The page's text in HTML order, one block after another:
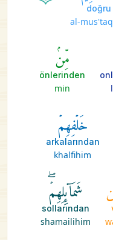
doğru
al-
مِّنۢ
önlerinden
min
خَلۡفِهِمۡ
arkalarından
khalfihim
شَمَآئِلِهِمۡۖ
sollarından
shamailihim